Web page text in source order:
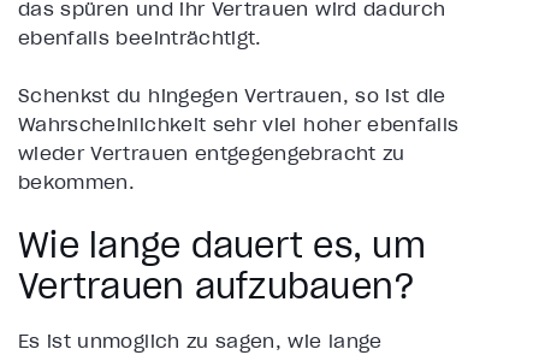
das spüren und ihr Vertrauen wird dadurch
ebenfalls beeinträchtigt.
Schenkst du hingegen Vertrauen, so ist die
Wahrscheinlichkeit sehr viel höher ebenfalls
wieder Vertrauen entgegengebracht zu
bekommen.
Wie lange dauert es, um
Vertrauen aufzubauen?
Es ist unmöglich zu sagen, wie lange